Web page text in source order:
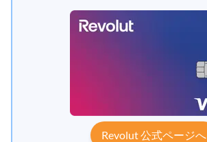
Revolut 公式ページへ